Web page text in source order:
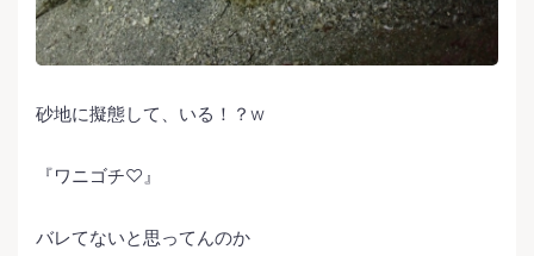
砂地に擬態して、いる！？w
『ワニゴチ♡』
バレてないと思ってんのか